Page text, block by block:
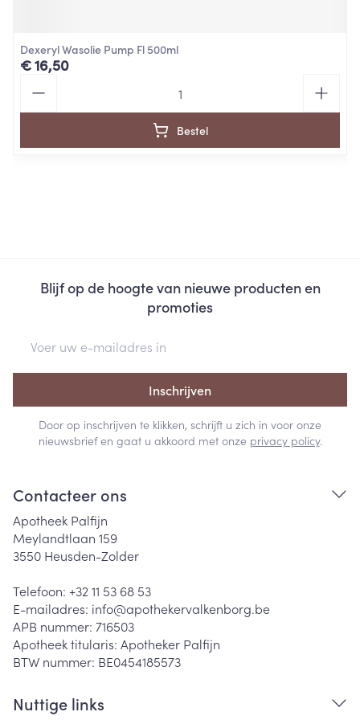
Dexeryl Wasolie Pump Fl 500ml
€ 16,50
Bestel
Blijf op de hoogte van nieuwe producten en
promoties
Inschrijven
Door op inschrijven te klikken, schrijft u zich in voor onze
nieuwsbrief en gaat u akkoord met onze privacy policy.
Contacteer ons
Apotheek Palfijn
Meylandtlaan 159
3550 Heusden-Zolder
Telefoon: +32 11 53 68 53
E-mailadres: info@apothekervalkenborg.be
APB nummer: 716503
Apotheek titularis: Apotheker Palfijn
BTW nummer: BE0454185573
Nuttige links